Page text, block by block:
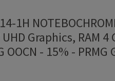
1H
Graphics, RAM 4
OOCN - 15% - PRMG